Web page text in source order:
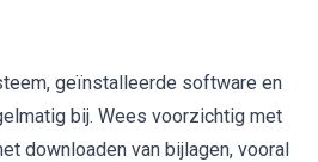
geïnstalleerde software en
bij. Wees voorzichtig met
downloaden van bijlagen, vooral